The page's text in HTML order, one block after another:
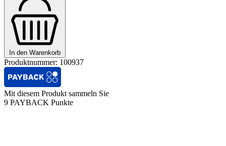
In den Warenkorb
Produktnummer: 100937
Mit diesem Produkt sammeln Sie
9 PAYBACK Punkte